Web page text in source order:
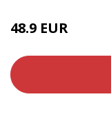
48.9 EUR